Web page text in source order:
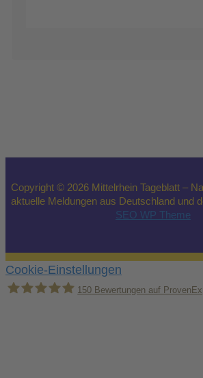
Copyright © 2026 Mittelrhein Tageblatt –
aktuelle Meldungen aus Deutschland und
SEO WP Theme
Cookie-Einstellungen
150 Bewertungen auf